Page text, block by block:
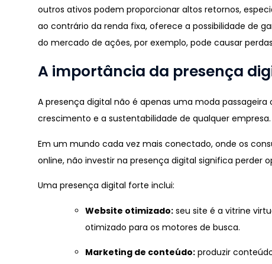
outros ativos podem proporcionar altos retornos,
ao contrário da renda fixa, oferece a possibilidade de
do mercado de ações, por exemplo, pode causar
A importância da presença
A presença digital não é apenas uma moda
crescimento e a sustentabilidade de qualquer empresa.
Em um mundo cada vez mais conectado, onde os
online, não investir na presença digital significa perder
Uma presença digital forte inclui:
Website otimizado: seu site é a vitrine
otimizado para os motores de busca.
Marketing de conteúdo: produzir